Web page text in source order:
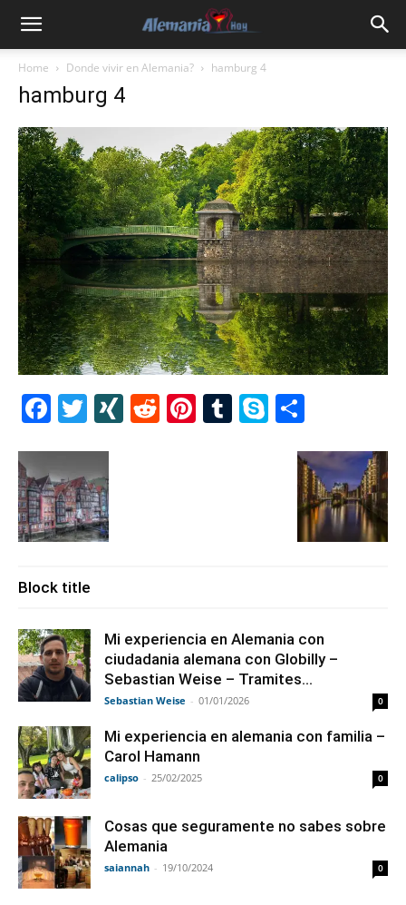
Home Donde vivir en Alemania? hamburg 4
hamburg 4
Facebook
Twitter
XINGReddit
Pinterest
Tumblr
Skype
Block title
Mi experiencia en Alemania con
ciudadania alemana con Globilly –
Sebastian Weise – Tramites...
Sebastian Weise - 01/01/2026 0
Mi experiencia en alemania con familia –
Carol Hamann
calipso - 25/02/2025 0
Cosas que seguramente no sabes sobre
Alemania
saiannah - 19/10/2024 0